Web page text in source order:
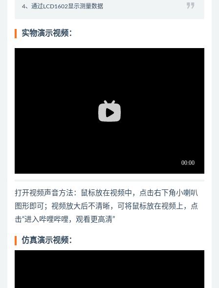
4、通过LCD1602显示测量数据
实物演示视频：
打开视频声音方法：鼠标放在视频中，点击右下角小喇叭
图形即可；视频放大后不清晰，可将鼠标放在视频上，点
击“进入哔哩哔哩，观看更高清”
仿真演示视频：